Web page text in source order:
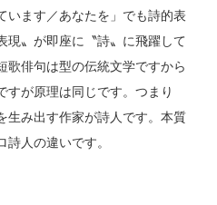
います／あなたを」でも詩的表
現〟が即座に〝詩〟に飛躍して
歌俳句は型の伝統文学ですから
すが原理は同じです。つまり
生み出す作家が詩人です。本質
人の違いです。